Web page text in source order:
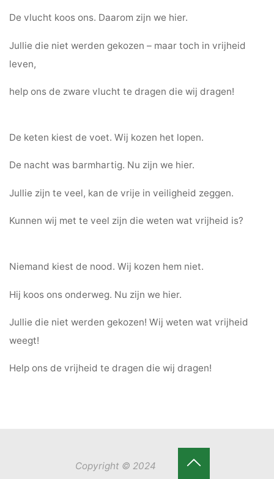
De vlucht koos ons. Daarom zijn we hier.
Jullie die niet werden gekozen – maar toch in vrijheid
leven,
help ons de zware vlucht te dragen die wij dragen!
De keten kiest de voet. Wij kozen het lopen.
De nacht was barmhartig. Nu zijn we hier.
Jullie zijn te veel, kan de vrije in veiligheid zeggen.
Kunnen wij met te veel zijn die weten wat vrijheid is?
Niemand kiest de nood. Wij kozen hem niet.
Hij koos ons onderweg. Nu zijn we hier.
Jullie die niet werden gekozen! Wij weten wat vrijheid
weegt!
Help ons de vrijheid te dragen die wij dragen!
Copyright © 2024